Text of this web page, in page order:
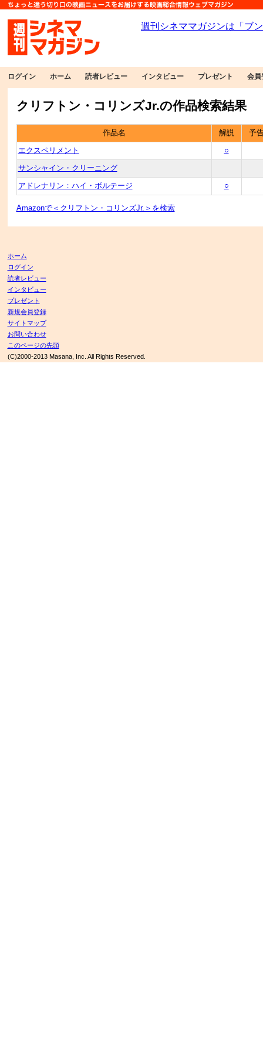
ログイン ホーム 読者レビュー インタビュー プレゼント 会員
クリフトン・コリンズJr.の作品検索結果
作品名 解説 予
エクスペリメント ○
サンシャイン・クリーニング
アドレナリン：ハイ・ボルテージ ○
Amazonで＜クリフトン・コリンズJr.＞を検索
ホーム
ログイン
読者レビュー
インタビュー
プレゼント
新規会員登録
サイトマップ
お問い合わせ
このページの先頭
(C)2000-2013 Masana, Inc. All Rights Reserved.